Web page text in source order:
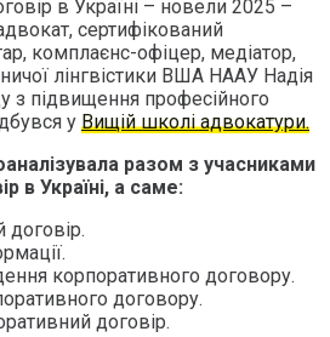
в Україні – новели 2025 –
сертифікований
комплаєнс-офіцер, медіатор,
лінгвістики ВША НААУ Надія
з підвищення професійного
у Вищій школі адвокатури.
разом з учасниками
в Україні, а саме:
договір.
корпоративного договору.
договору.
договір.